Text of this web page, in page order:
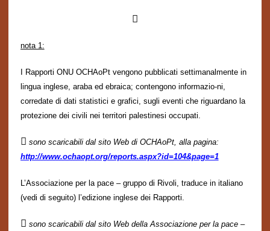

nota 1:
I Rapporti ONU OCHAoPt vengono pubblicati settimanalmente in
lingua inglese, araba ed ebraica; contengono informazio-ni,
corredate di dati statistici e grafici, sugli eventi che riguardano la
protezione dei civili nei territori palestinesi occupati.
 sono scaricabili dal sito Web di OCHAoPt, alla pagina:
http://www.ochaopt.org/reports.aspx?id=104&page=1
L’Associazione per la pace – gruppo di Rivoli, traduce in italiano
(vedi di seguito) l’edizione inglese dei Rapporti.
 sono scaricabili dal sito Web della Associazione per la pace –